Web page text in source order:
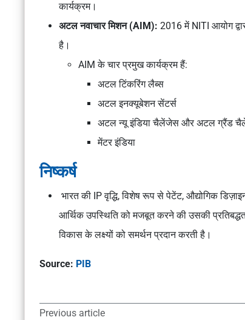
कार्यक्रम।
अटल नवाचार मिशन (AIM): 2016 में NITI आयोग
है।
AIM के चार प्रमुख कार्यक्रम हैं:
अटल टिंकरिंग लैब्स
अटल इनक्यूबेशन सेंटर्स
अटल न्यू इंडिया चैलेंजेस और अटल ग्रैंड
मेंटर इंडिया
निष्कर्ष
भारत की IP वृद्धि, विशेष रूप से पेटेंट, औद्योगिक
आर्थिक उपस्थिति को मजबूत करने की उसकी
विकास के लक्ष्यों को समर्थन प्रदान करती है।
Source: PIB
Previous article